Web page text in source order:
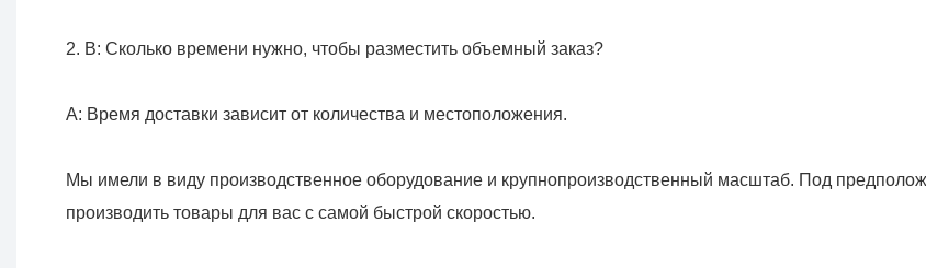
Мы имели в виду производственное оборудование и крупнопроизводственный масштаб. Под